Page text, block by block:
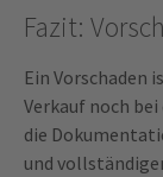
Fazit:
Ein Vorschaden
Verkauf noch
die
und